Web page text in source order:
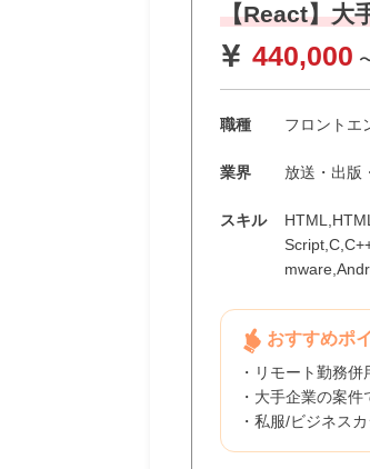
【React】大
440,000
職種 フロントエ
業界 放送・出版
スキル
おすすめポ
・リモート勤務併
・大手企業の案件
・私服/ビジネス